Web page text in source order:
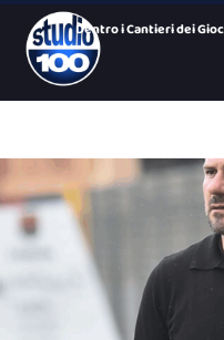
Dentro i Cantieri dei
Cominciano le operazioni
Arsenale, ripristinato il
100 NOTIZIE, TG
Giochi del Mediterraneo:
100 NOTIZIE, TG H 14:00
100 NOTIZIE, TG H
Porta Napoli, ristorante
100 NOTIZIE, TG H